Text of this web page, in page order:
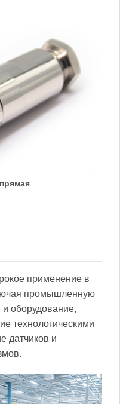
применение в
промышленную
оборудование,
технологическими
датчиков и